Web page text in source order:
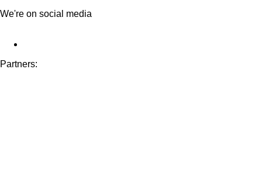
We're on social media
Partners: